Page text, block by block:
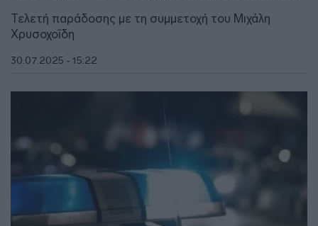
Τελετή παράδοσης με τη συμμετοχή του Μιχάλη
Χρυσοχοΐδη
30.07.2025 - 15:22